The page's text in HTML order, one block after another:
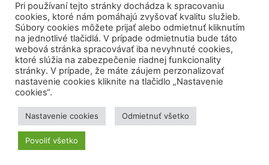
Mediálni partneri
Pri používaní tejto stránky dochádza k spracovaniu
cookies, ktoré nám pomáhajú zvyšovať kvalitu služieb.
Súbory cookies môžete prijať alebo odmietnuť kliknutím
na jednotlivé tlačidlá. V prípade odmietnutia bude táto
webová stránka spracovávať iba nevyhnuté cookies,
ktoré slúžia na zabezpečenie riadnej funkcionality
stránky. V prípade, že máte záujem perzonalizovať
nastavenie cookies kliknite na tlačidlo „Nastavenie
cookies“.
Nastavenie cookies Odmietnuť všetko
Povoliť všetko